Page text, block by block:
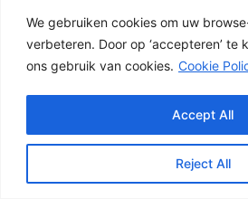
We gebruiken cookies om uw
verbeteren. Door op ‘accepteren’ te
ons gebruik van cookies. Cookie
Reject All
Accept All
Een nette tuinafscheiding vraagt
een paar schermen en palen. Wilt
uitstraling, dan kan een hout-
hoge betonplaat of zwarte
Ook de ondergrond, de lengte
aanwezigheid van poorten of
op de beste oplossing.